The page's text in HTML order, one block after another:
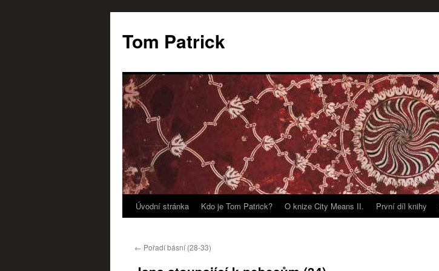
Tom Patrick
Přejít
obsahu
Úvodní stránka Kdo je Tom Patrick? O knize City Means II. První díl knihy
← Pořadí básní (28-33)